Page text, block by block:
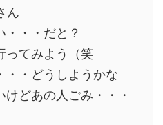
ん
・・・だと？
ってみよう（笑
・・どうしようかな
けどあの人ごみ・・・